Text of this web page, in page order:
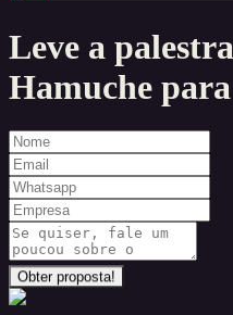
Leve a
Hamuche
Obter proposta!